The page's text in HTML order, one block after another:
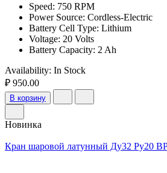
Speed: 750 RPM
Power Source: Cordless-Electric
Battery Cell Type: Lithium
Voltage: 20 Volts
Battery Capacity: 2 Ah
Availability: In Stock
₽ 950.00
В корзину
Новинка
Кран шаровой латунный Ду32 Ру20